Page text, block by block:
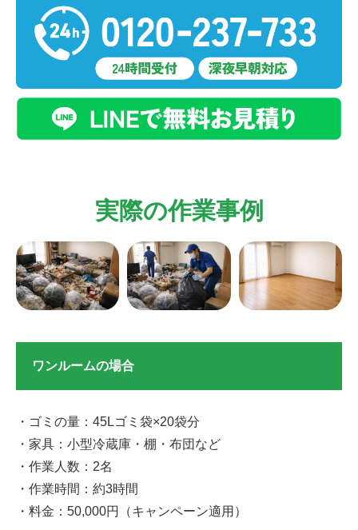
実際の作業事例
ワンルームの場合
・ゴミの量：45Lゴミ袋×20袋分
・家具：小型冷蔵庫・棚・布団など
・作業人数：2名
・作業時間：約3時間
・料金：50,000円（キャンペーン適用）